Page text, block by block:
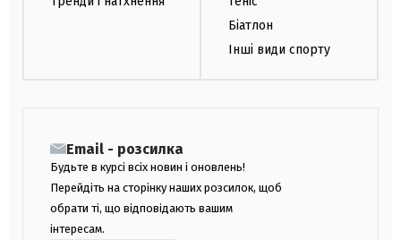
Біатлон
Інші види спорту
Email - розсилка
Будьте в курсі всіх новин і оновлень!
Перейдіть на сторінку наших розсилок, щоб
обрати ті, що відповідають вашим
інтересам.